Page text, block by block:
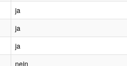
ja
ja
ja
nein